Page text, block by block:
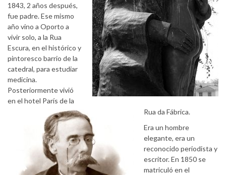
1843, 2 años después,
fue padre. Ese mismo
año vino a Oporto a
vivir solo, a la Rua
Escura, en el histórico y
pintoresco barrio de la
catedral, para estudiar
medicina.
Posteriormente vivió
en el hotel París de la
Rua da Fábrica.
Era un hombre
elegante, era un
reconocido periodista y
escritor. En 1850 se
matriculó en el